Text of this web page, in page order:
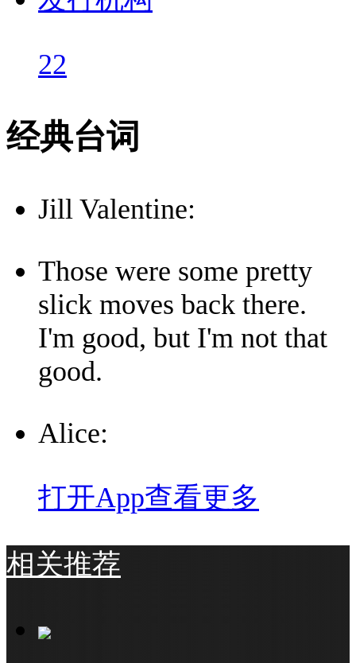
22
经典台词
Jill Valentine:
Those were some pretty
slick moves back there.
I'm good, but I'm not that
good.
Alice:
打开App查看更多
相关推荐